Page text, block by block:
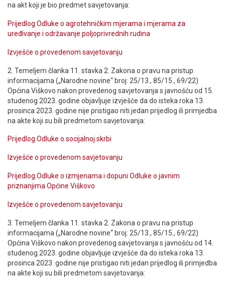
na akt koji je bio predmet savjetovanja:
Prijedlog Odluke o agrotehničkim mjerama i mjerama za
uređivanje i održavanje poljoprivrednih rudina
Izvješće o provedenom savjetovanju
2. Temeljem članka 11. stavka 2. Zakona o pravu na pristup
informacijama („Narodne novine“ broj: 25/13., 85/15., 69/22)
Općina Viškovo nakon provedenog savjetovanja s javnošću od 15.
studenog 2023. godine objavljuje izvješće da do isteka roka 13.
prosinca 2023. godine nije pristigao niti jedan prijedlog ili primjedba
na akte koji su bili predmetom savjetovanja:
Prijedlog Odluke o socijalnoj skrbi
Izvješće o provedenom savjetovanju
Prijedlog Odluke o izmjenama i dopuni Odluke o javnim
priznanjima Općine Viškovo
Izvješće o provedenom savjetovanju
3. Temeljem članka 11. stavka 2. Zakona o pravu na pristup
informacijama („Narodne novine“ broj: 25/13., 85/15., 69/22)
Općina Viškovo nakon provedenog savjetovanja s javnošću od 14.
studenog 2023. godine objavljuje izvješće da do isteka roka 13.
prosinca 2023. godine nije pristigao niti jedan prijedlog ili primjedba
na akte koji su bili predmetom savjetovanja: